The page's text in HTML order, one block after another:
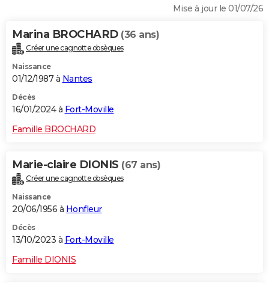
Alimentation
Guide de la santé
Maladies
Médicaments
Sommeil
VOYAGE
Destinations
City break
Voyage nature
Voyage de noces
Forum
Climat
+PHOTO
GUIDES D'ACHAT
Carte de Noël
Carte Bonne année
Carte Saint-Valentin
Carte Pâques
Carte d'anniversaire
DICTIONNAIRE
Dictionnaire
Biographies
Citations
Expressions
Proverbes
PROGRAMME TV
S'inscrire
Se connecter
Lycées
Collèges
Primaires
Universités
Entreprises
Service militaire
Avis de recherche
AVIS DE DÉCÈS
FORUM
Mise à jour le 01/07/26
Marina BROCHARD (36 ans)
Créer une cagnotte obsèques
Naissance
01/12/1987 à Nantes
Décès
16/01/2024 à Fort-Moville
Famille BROCHARD
Marie-claire DIONIS (67 ans)
Créer une cagnotte obsèques
Naissance
20/06/1956 à Honfleur
Décès
13/10/2023 à Fort-Moville
Famille DIONIS